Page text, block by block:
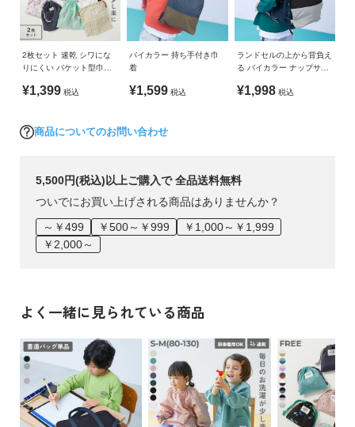
通しの良い場所で保管してください。
・着用中の擦れにより毛羽立ち白化することがございます。
・洗濯・脱水後は速やかに干してください。
ｰｰｰｰｰｰｰｰｰｰｰｰｰｰｰｰｰｰｰｰｰｰｰｰ
・摩擦や水、汗などで色が移ることがあります。ご注意くだ
生じる場合があります。あらかじめご了承ください。
素材・サイズ等の品質に違いはございません。
・ご使用のパソコンやブラウザの環境により、実際の色とは
多少異なる場合がございます。
2枚セット 速乾 シワにな
りにくい バケット型巾着
¥1,399 税込
バイカラー 持ち手付き巾
着
¥1,599 税込
ランドセルの上から背負え
る バイカラー ナップサッ
¥1,998 税込
商品についてのお問い合わせ
5,500円(税込)以上ご購入で 全品送料無料
ついでにお買い上げされる商品はありませんか？
～￥499
￥500～￥999
￥1,000～￥1,999
￥2,000～
よく一緒に見られている商品